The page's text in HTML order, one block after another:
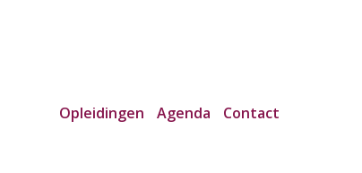
Opleidingen Agenda Contact